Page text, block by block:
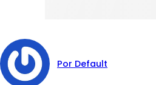
Por Default